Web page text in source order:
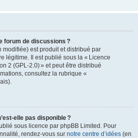
forum de discussions ?
est produit et distribué par
légitime. Il est publié sous la « Licence
2 (GPL-2.0) » et peut être distribué
consultez la rubrique «
elle pas disponible ?
sous licence par phpBB Limited. Pour
rendez-vous sur notre centre d’idées (en